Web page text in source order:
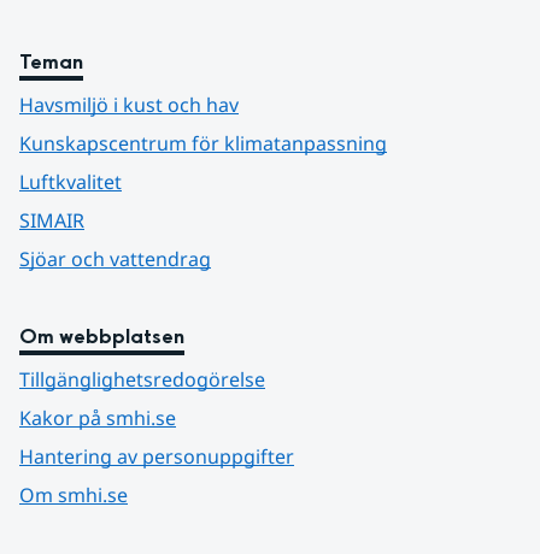
Teman
Havsmiljö i kust och hav
Kunskapscentrum för klimatanpassning
Luftkvalitet
SIMAIR
Sjöar och vattendrag
Om webbplatsen
Tillgänglighetsredogörelse
Kakor på smhi.se
Hantering av personuppgifter
Om smhi.se